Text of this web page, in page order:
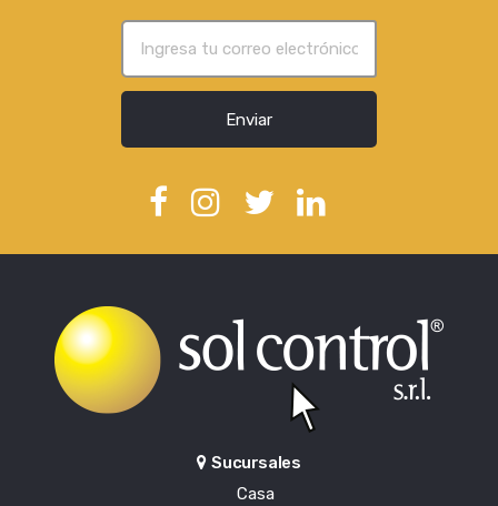
Enviar
Sucursales
Casa